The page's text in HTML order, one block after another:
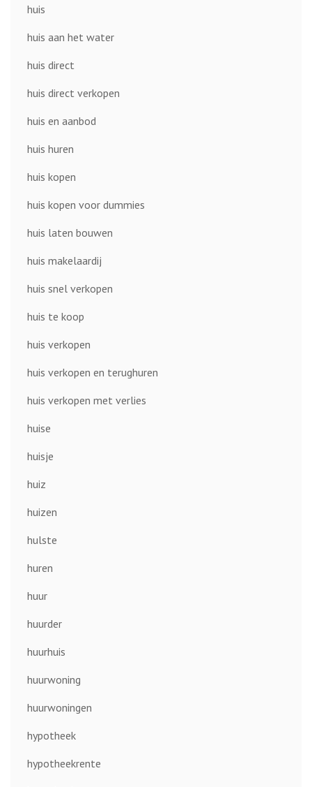
huis
huis aan het water
huis direct
huis direct verkopen
huis en aanbod
huis huren
huis kopen
huis kopen voor dummies
huis laten bouwen
huis makelaardij
huis snel verkopen
huis te koop
huis verkopen
huis verkopen en terughuren
huis verkopen met verlies
huise
huisje
huiz
huizen
hulste
huren
huur
huurder
huurhuis
huurwoning
huurwoningen
hypotheek
hypotheekrente